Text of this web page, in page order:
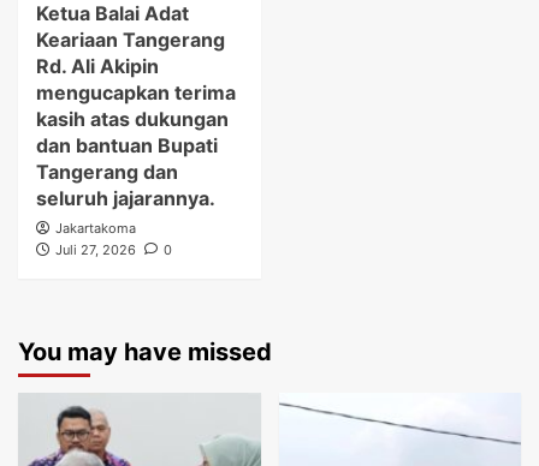
Ketua Balai Adat
Keariaan Tangerang
Rd. Ali Akipin
mengucapkan terima
kasih atas dukungan
dan bantuan Bupati
Tangerang dan
seluruh jajarannya.
Jakartakoma
Juli 27, 2026
0
You may have missed